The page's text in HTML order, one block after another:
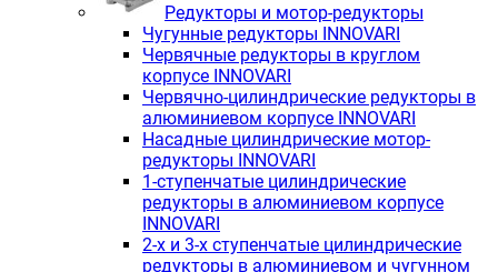
Редукторы и мотор-редукторы
Чугунные редукторы INNOVARI
Червячные редукторы в круглом
корпусе INNOVARI
Червячно-цилиндрические редукторы в
алюминиевом корпусе INNOVARI
Насадные цилиндрические мотор-
редукторы INNOVARI
1-ступенчатые цилиндрические
редукторы в алюминиевом корпусе
INNOVARI
2-х и 3-х ступенчатые цилиндрические
редукторы в алюминиевом и чугунном